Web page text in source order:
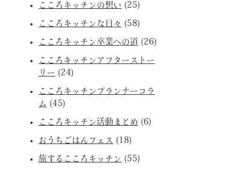
こころキッチンの想い (25)
こころキッチンな日々 (58)
こころキッチン卒業への道 (26)
こころキッチンアフターストー
リー (24)
こころキッチンプランナーコラ
ム (45)
こころキッチン活動まとめ (6)
おうちごはんフェス (18)
旅するこころキッチン (55)